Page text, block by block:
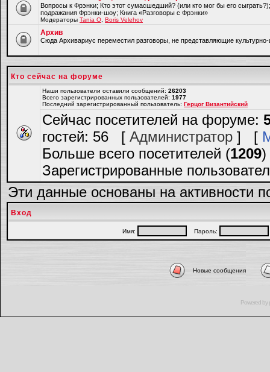
Вопросы к Фрэнки; Кто этот сумасшедший? (или кто мог бы его
подражания Фрэнки-шоу; Книга «Разговоры с Фрэнки»
Модераторы Tania O Boris Velehov
Архив
Cюда Архивариус переместил разговоры, не представляющие культурно-
Кто сейчас на форуме
Наши пользователи оставили сообщений: 26203
Всего зарегистрированных пользователей: 1977
Последний зарегистрированный пользователь: Герцог Византийский
Сейчас посетителей на форуме:
гостей: 56 [ Администратор ] [
Больше всего посетителей (1209)
Зарегистрированные
Эти данные основаны на активности
Вход
Имя: Пароль:
Новые сообщения
Powered by